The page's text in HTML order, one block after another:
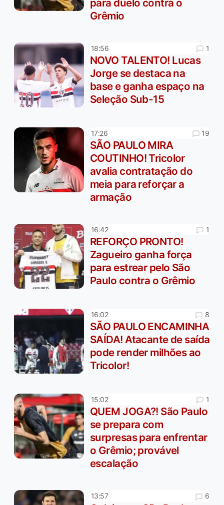
para duelo contra o
Grêmio
18:56 1
NOVO TALENTO! Lucas
Jorge se destaca na
base e ganha espaço na
Seleção Sub-15
17:26 19
SÃO PAULO MIRA
COUTINHO! Tricolor
avalia contratação do
meia para reforçar a
armação
16:42 1
REFORÇO PRONTO!
Zagueiro ganha força
para estrear pelo São
Paulo contra o Grêmio
16:02 8
SÃO PAULO ENCAMINHA
SAÍDA! Atacante de saída
pode render milhões ao
Tricolor!
15:02 1
QUEM JOGA?! São Paulo
se prepara com
surpresas para enfrentar
o Grêmio; provável
escalação
13:57 6